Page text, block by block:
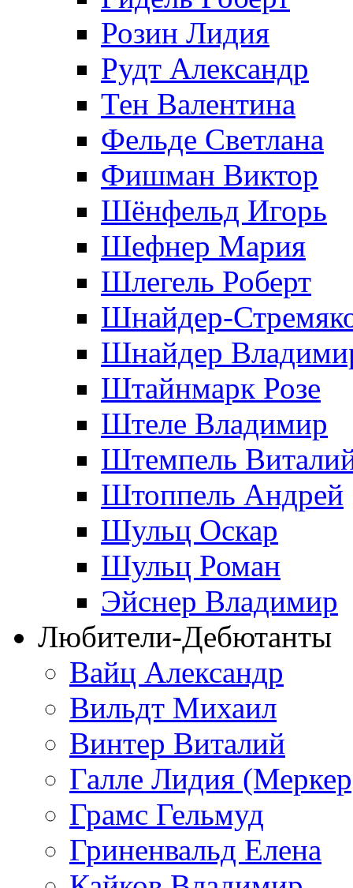
Розин Лидия
Рудт Александр
Тен Валентина
Фельде Светлана
Фишман Виктор
Шёнфельд Игорь
Шефнер Мария
Шлегель Роберт
Шнайдер-
Шнайдер
Штайнмарк Розe
Штеле Владимир
Штемпель
Штоппель Андрей
Шульц Оскар
Шульц Роман
Эйснер Владимир
Любители-Дебютанты
Вайц Александр
Вильдт Михаил
Винтер Виталий
Галле Лидия
Грамс Гельмуд
Гриненвальд Елена